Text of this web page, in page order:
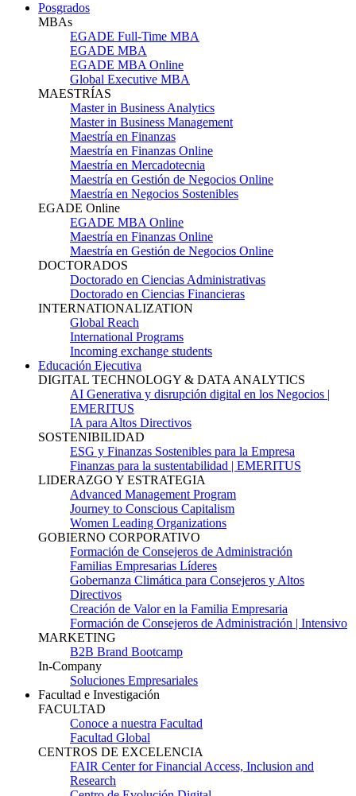
Posgrados
MBAs
EGADE Full-Time MBA
EGADE MBA
EGADE MBA Online
Global Executive MBA
MAESTRÍAS
Master in Business Analytics
Master in Business Management
Maestría en Finanzas
Maestría en Finanzas Online
Maestría en Mercadotecnia
Maestría en Gestión de Negocios Online
Maestría en Negocios Sostenibles
EGADE Online
EGADE MBA Online
Maestría en Finanzas Online
Maestría en Gestión de Negocios Online
DOCTORADOS
Doctorado en Ciencias Administrativas
Doctorado en Ciencias Financieras
INTERNATIONALIZATION
Global Reach
International Programs
Incoming exchange students
Educación Ejecutiva
DIGITAL TECHNOLOGY & DATA ANALYTICS
AI Generativa y disrupción digital en los Negocios |
EMERITUS
IA para Altos Directivos
SOSTENIBILIDAD
ESG y Finanzas Sostenibles para la Empresa
Finanzas para la sustentabilidad | EMERITUS
LIDERAZGO Y ESTRATEGIA
Advanced Management Program
Journey to Conscious Capitalism
Women Leading Organizations
GOBIERNO CORPORATIVO
Formación de Consejeros de Administración
Familias Empresarias Líderes
Gobernanza Climática para Consejeros y Altos
Directivos
Creación de Valor en la Familia Empresaria
Formación de Consejeros de Administración | Intensivo
MARKETING
B2B Brand Bootcamp
In-Company
Soluciones Empresariales
Facultad e Investigación
FACULTAD
Conoce a nuestra Facultad
Facultad Global
CENTROS DE EXCELENCIA
FAIR Center for Financial Access, Inclusion and
Research